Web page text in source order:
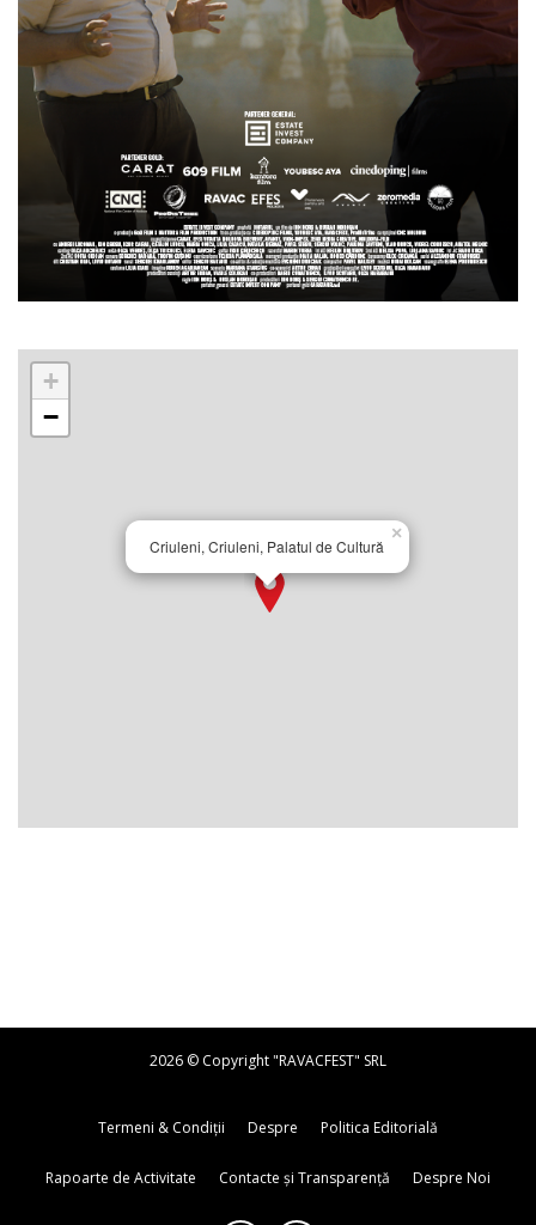
Criuleni, Criuleni, Palatul de Cultură
×
+
−
2026 © Copyright "RAVACFEST" SRL
Termeni & Condiții Despre Politica Editorială
Rapoarte de Activitate Contacte și Transparență Despre Noi